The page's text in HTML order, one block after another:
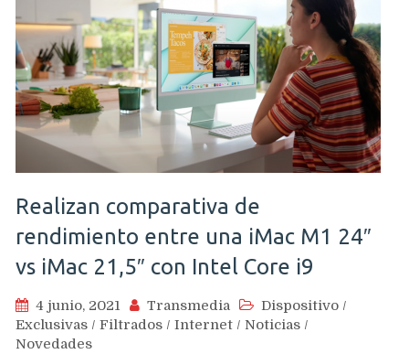
Realizan comparativa de
rendimiento entre una iMac M1 24″
vs iMac 21,5″ con Intel Core i9
4 junio, 2021 Transmedia Dispositivo /
Exclusivas / Filtrados / Internet / Noticias /
Novedades